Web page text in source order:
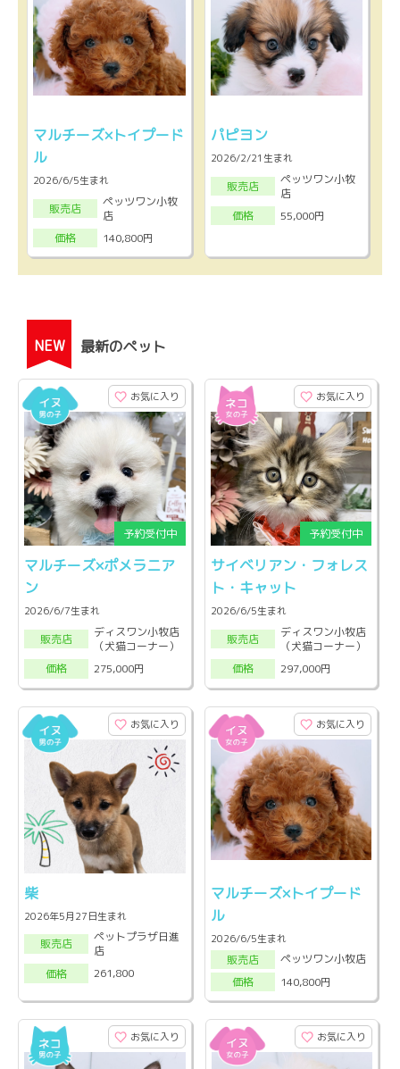
マルチーズ×トイプード
ル
2026/6/5生まれ
販売店
ペッツワン小牧
店
価格
140,800円
パピヨン
2026/2/21生まれ
販売店
ペッツワン小牧
店
価格
55,000円
NEW 最新のペット
お気に入り
マルチーズ×ポメラニア
ン
2026/6/7生まれ
販売店
ディスワン小牧店
（犬猫コーナー）
価格
275,000円
お気に入り
サイベリアン・フォレス
ト・キャット
2026/6/5生まれ
販売店
ディスワン小牧店
（犬猫コーナー）
価格
297,000円
お気に入り
柴
2026年5月27日生まれ
販売店
ペットプラザ日進
店
価格
261,800
お気に入り
マルチーズ×トイプード
ル
2026/6/5生まれ
販売店
ペッツワン小牧店
価格
140,800円
お気に入り お気に入り